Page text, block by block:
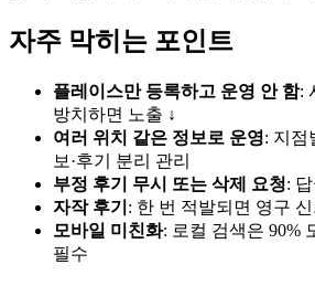
자주 막히는 포인트
플레이스만 등록하고 운영 안 함:
방치하면 노출 ↓
여러 위치 같은 정보로 운영: 지점
보·후기 분리 관리
부정 후기 무시 또는 삭제 요청:
자작 후기 : 한 번 적발되면 영구
모바일 미친화: 로컬 검색은 90%
필수